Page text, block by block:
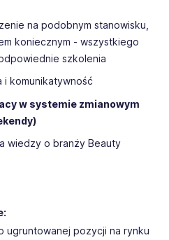
na podobnym stanowisku,
koniecznym - wszystkiego
szkolenia
i komunikatywność
w systemie zmianowym
wiedzy o branży Beauty
ugruntowanej pozycji na rynku